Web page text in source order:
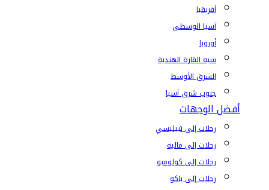
أفريقيا
آسيا الوسطى
أوروبا
شبه القارة الهندية
الشرق الأوسط
جنوب شرق آسيا
أفضل الوجهات
رحلات إلى تبيليسي
رحلات إلى ماليه
رحلات إلى كولومبو
رحلات إلى باكو